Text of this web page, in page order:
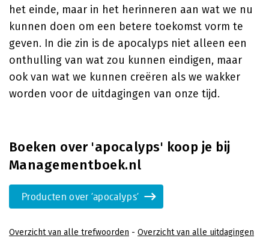
het einde, maar in het herinneren aan wat we nu
kunnen doen om een betere toekomst vorm te
geven. In die zin is de apocalyps niet alleen een
onthulling van wat zou kunnen eindigen, maar
ook van wat we kunnen creëren als we wakker
worden voor de uitdagingen van onze tijd.
Boeken over 'apocalyps' koop je bij
Managementboek.nl
Producten over 'apocalyps'
Overzicht van alle trefwoorden - Overzicht van alle uitdagingen